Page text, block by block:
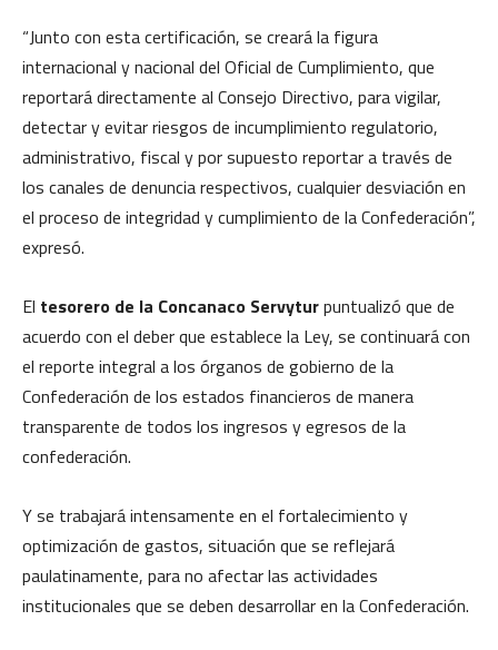
“Junto con esta certificación, se creará la figura
internacional y nacional del Oficial de Cumplimiento, que
reportará directamente al Consejo Directivo, para vigilar,
detectar y evitar riesgos de incumplimiento regulatorio,
administrativo, fiscal y por supuesto reportar a través de
los canales de denuncia respectivos, cualquier desviación en
el proceso de integridad y cumplimiento de la Confederación”,
expresó.
El tesorero de la Concanaco Servyturpuntualizó que de
acuerdo con el deber que establece la Ley, se continuará con
el reporte integral a los órganos de gobierno de la
Confederación de los estados financieros de manera
transparente de todos los ingresos y egresos de la
confederación.
Y se trabajará intensamente en el fortalecimiento y
optimización de gastos, situación que se reflejará
paulatinamente, para no afectar las actividades
institucionales que se deben desarrollar en la Confederación.